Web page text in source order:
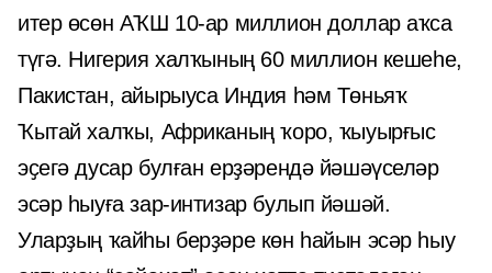
итер өсөн АҠШ 10-ар миллион доллар аҡса
түгә. Нигерия халҡының 60 миллион кешеһе,
Пакистан, айырыуса Индия һәм Төньяҡ
Ҡытай халҡы, Африканың ҡоро, ҡыуырғыс
эҫегә дусар булған ерҙәрендә йәшәүселәр
эсәр һыуға зар-интизар булып йәшәй.
Уларҙың ҡайһы берҙәре көн һайын эсәр һыу